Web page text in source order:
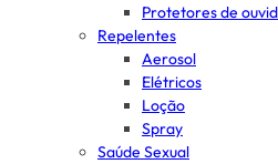
Protetores de
Repelentes
Aerosol
Elétricos
Loção
Spray
Saúde Sexual